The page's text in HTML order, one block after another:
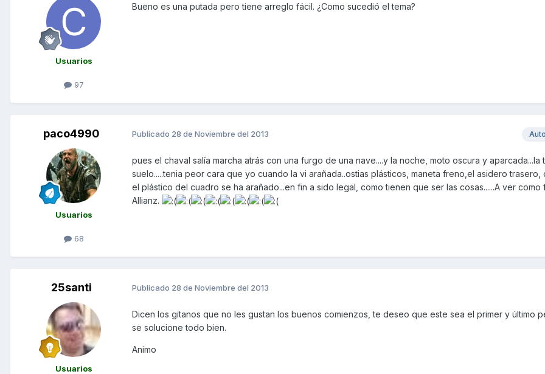
Usuarios
97
Bueno es una putada pero tiene arreglo fácil. ¿Como sucedió el tema?
paco4990
Usuarios
68
Publicado 28 de Noviembre del 2013
pues el chaval salía marcha atrás con una furgo de una nave....y la noche, moto oscura y aparcada...la
suelo.....tenia peor cara que yo cuando la vi arañada..ostias plásticos, maneta freno,el asidero trasero,
el plástico del cuadro se ha arañado...en fin a sido legal, como tienen que ser las cosas......A ver como
Allianz.
25santi
Usuarios
Publicado 28 de Noviembre del 2013
Dicen los gitanos que no les gustan los buenos comienzos, te deseo que este sea el primer y último
se solucione todo bien.
Animo